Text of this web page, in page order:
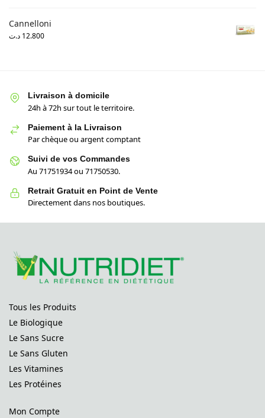
Cannelloni
12.800 د.ت
Livraison à domicile
24h à 72h sur tout le territoire.
Paiement à la Livraison
Par chèque ou argent comptant
Suivi de vos Commandes
Au 71751934 ou 71750530.
Retrait Gratuit en Point de Vente
Directement dans nos boutiques.
Tous les Produits
Le Biologique
Le Sans Sucre
Le Sans Gluten
Les Vitamines
Les Protéines
Mon Compte